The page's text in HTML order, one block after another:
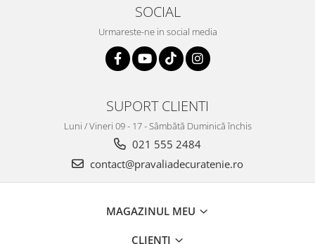
SOCIAL
Urmareste-ne in social media
SUPORT CLIENTI
Luni / Vineri 09 - 17 - Sâmbătă Duminică închis
021 555 2484
contact@pravaliadecuratenie.ro
MAGAZINUL MEU
CLIENTI